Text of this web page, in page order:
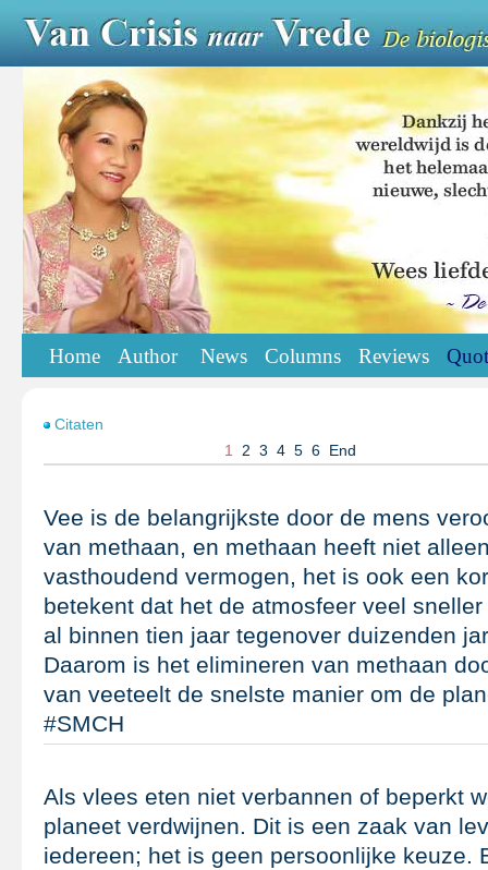
Home Author News Columns Reviews
Citaten
1
2 3 4 5 6 End
Vee is de belangrijkste door de mens
van methaan, en methaan heeft niet
vasthoudend vermogen, het is ook een
betekent dat het de atmosfeer veel
al binnen tien jaar tegenover duizenden
Daarom is het elimineren van methaan
van veeteelt de snelste manier om de
#SMCH
Als vlees eten niet verbannen of beperkt
planeet verdwijnen. Dit is een zaak van
iedereen; het is geen persoonlijke keuze.